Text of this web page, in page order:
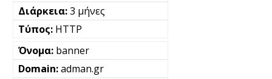
3 μήνες
HTTP
banner
adman.gr